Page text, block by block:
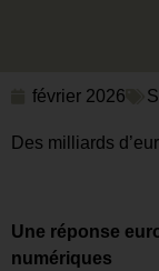
février 2026
Des milliards
Une réponse
numériques